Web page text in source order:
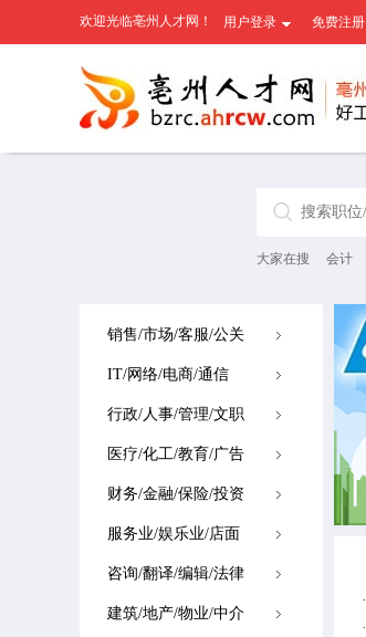
欢迎光临亳州人才网！ 用户登录 免费注册
大家在搜 会计
销售/市场/客服/公关
IT/网络/电商/通信
行政/人事/管理/文职
医疗/化工/教育/广告
财务/金融/保险/投资
服务业/娱乐业/店面
咨询/翻译/编辑/法律
建筑/地产/物业/中介
·
·